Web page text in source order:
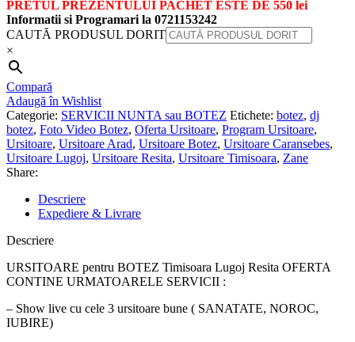
PRETUL PREZENTULUI PACHET ESTE DE 550 lei
Informatii si Programari la 0721153242
CAUTĂ PRODUSUL DORIT
×
Compară
Adaugă în Wishlist
Categorie: SERVICII NUNTA sau BOTEZ Etichete: botez, dj
botez, Foto Video Botez, Oferta Ursitoare, Program Ursitoare,
Ursitoare, Ursitoare Arad, Ursitoare Botez, Ursitoare Caransebes,
Ursitoare Lugoj, Ursitoare Resita, Ursitoare Timisoara, Zane
Share:
Descriere
Expediere & Livrare
Descriere
URSITOARE pentru BOTEZ Timisoara Lugoj Resita OFERTA
CONTINE URMATOARELE SERVICII :
– Show live cu cele 3 ursitoare bune ( SANATATE, NOROC,
IUBIRE)